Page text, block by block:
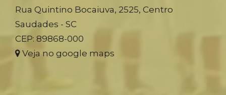
Rua Quintino Bocaiuva, 2525, Centro
Saudades - SC
CEP: 89868-000
Veja no google maps